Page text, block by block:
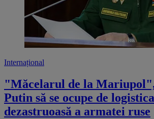
Internațional
"Măcelarul de la Mariupol",
Putin să se ocupe de logistica
dezastruoasă a armatei ruse